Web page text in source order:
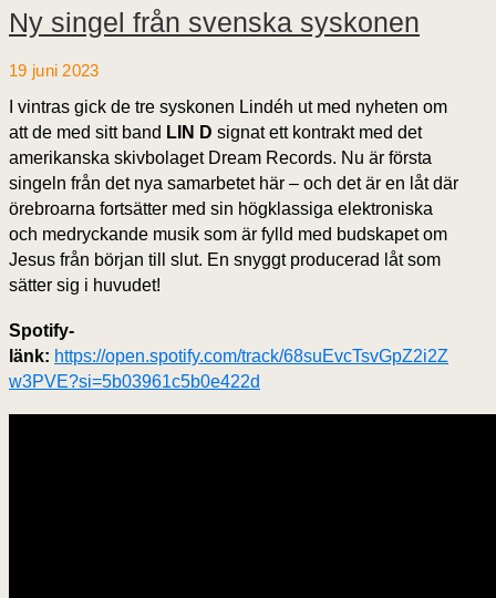
Ny singel från svenska syskonen
19 juni 2023
I vintras gick de tre syskonen Lindéh ut med nyheten om
att de med sitt band LIN D signat ett kontrakt med det
amerikanska skivbolaget Dream Records. Nu är första
singeln från det nya samarbetet här – och det är en låt där
örebroarna fortsätter med sin högklassiga elektroniska
och medryckande musik som är fylld med budskapet om
Jesus från början till slut. En snyggt producerad låt som
sätter sig i huvudet!
Spotify-
länk: https://open.spotify.com/track/68suEvcTsvGpZ2i2Z
w3PVE?si=5b03961c5b0e422d